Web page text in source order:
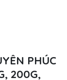
PHÚC
200G,